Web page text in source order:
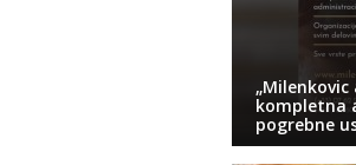
kompletna
pogrebne